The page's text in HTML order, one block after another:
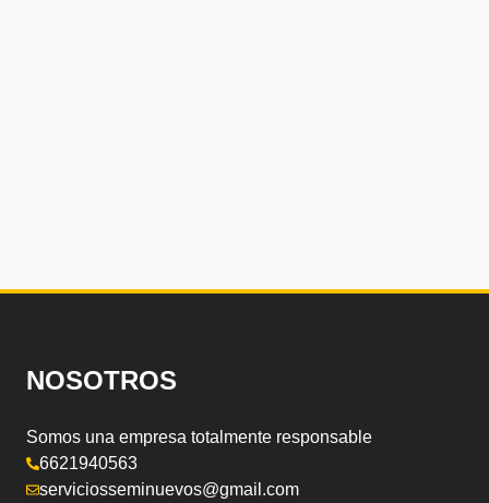
NOSOTROS
Somos una empresa totalmente responsable
6621940563
serviciosseminuevos@gmail.com